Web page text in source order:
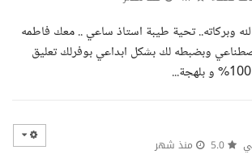
وبركاته.. تحية طيبة استاذ ساعي .. معك فاطمه
وبضبطه لك بشكل ابداعي بوفرلك تعليق
منذ شهر